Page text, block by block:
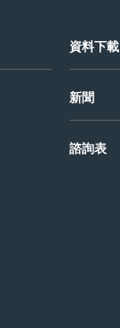
資料下載
新聞
諮詢表